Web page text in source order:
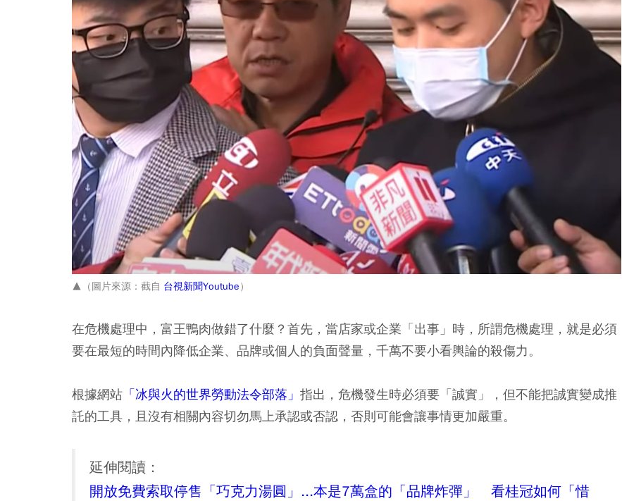
▲（圖片來源：截自 台視新聞Youtube）
在危機處理中，富王鴨肉做錯了什麼？首先，當店家或企業「出事」時，所謂危機處理，就是必須
要在最短的時間內降低企業、品牌或個人的負面聲量，千萬不要小看輿論的殺傷力。
根據網站 「冰與火的世界勞動法令部落」 指出，危機發生時必須要「誠實」，但不能把誠實變成推
託的工具，且沒有相關內容切勿馬上承認或否認，否則可能會讓事情更加嚴重。
延伸閱讀：
開放免費索取停售「巧克力湯圓」...本是7萬盒的「品牌炸彈」 看桂冠如何「惜